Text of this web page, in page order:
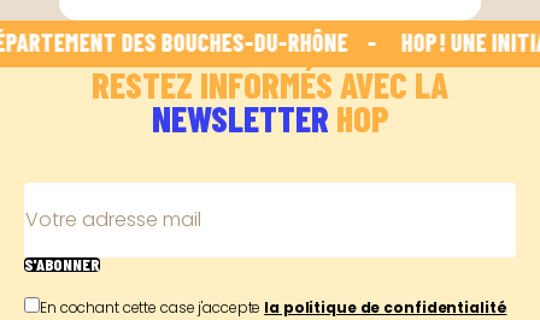
DES BOUCHES-DU-RHÔNE    - HOP ! UNE
RESTEZ INFORMÉS AVEC LA
NEWSLETTER HOP
Votre adresse mail
S'ABONNER
En cochant cette case j'accepte la politique de confidentialité